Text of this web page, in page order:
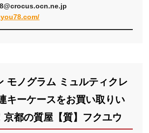
モノグラム ミュルティクレ
キーケースをお買い取りい
京都の質屋【質】フクユウ